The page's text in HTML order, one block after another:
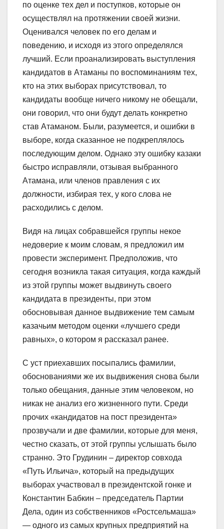
по оценке тех дел и поступков, которые он
осуществлял на протяжении своей жизни.
Оценивался человек по его делам и
поведению, и исходя из этого определялся
лучший. Если проанализировать выступления
кандидатов в Атаманы по воспоминаниям тех,
кто на этих выборах присутствовал, то
кандидаты вообще ничего никому не обещали,
они говорил, что они будут делать конкретно
став Атаманом. Были, разумеется, и ошибки в
выборе, когда сказанное не подкреплялось
последующим делом. Однако эту ошибку казаки
быстро исправляли, отзывая выбранного
Атамана, или членов правления с их
должности, избирая тех, у кого слова не
расходились с делом.
Видя на лицах собравшейся группы некое
недоверие к моим словам, я предложил им
провести эксперимент. Предположив, что
сегодня возникла такая ситуация, когда каждый
из этой группы может выдвинуть своего
кандидата в президенты, при этом
обосновывая данное выдвижение тем самым
казачьим методом оценки «лучшего среди
равных», о котором я рассказал ранее.
С уст приехавших посыпались фамилии,
обоснованиями же их выдвижения снова были
только обещания, данные этим человеком, но
никак не анализ его жизненного пути. Среди
прочих «кандидатов на пост президента»
прозвучали и две фамилии, которые для меня,
честно сказать, от этой группы услышать было
странно. Это Грудинин – директор совхода
«Путь Ильича», который на предыдущих
выборах участвовал в президентской гонке и
Константин Бабкин – председатель Партии
Дела, один из собственников «Ростсельмаша»
— одного из самых крупных предприятий на